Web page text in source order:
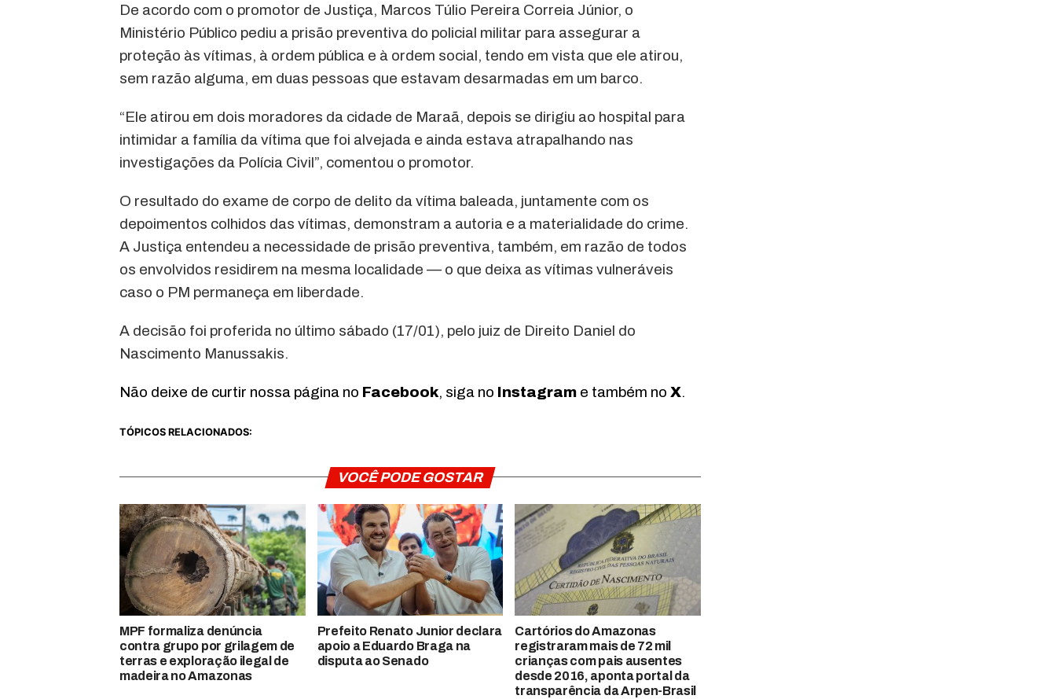
De acordo com o promotor de Justiça, Marcos Túlio Pereira Correia Júnior, o
Ministério Público pediu a prisão preventiva do policial militar para assegurar a
proteção às vítimas, à ordem pública e à ordem social, tendo em vista que ele atirou,
sem razão alguma, em duas pessoas que estavam desarmadas em um barco.
“Ele atirou em dois moradores da cidade de Maraã, depois se dirigiu ao hospital para
intimidar a família da vítima que foi alvejada e ainda estava atrapalhando nas
investigações da Polícia Civil”, comentou o promotor.
O resultado do exame de corpo de delito da vítima baleada, juntamente com os
depoimentos colhidos das vítimas, demonstram a autoria e a materialidade do crime.
A Justiça entendeu a necessidade de prisão preventiva, também, em razão de todos
os envolvidos residirem na mesma localidade — o que deixa as vítimas vulneráveis
caso o PM permaneça em liberdade.
A decisão foi proferida no último sábado (17/01), pelo juiz de Direito Daniel do
Nascimento Manussakis.
Não deixe de curtir nossa página no Facebook, siga no Instagram e também no X.
TÓPICOS RELACIONADOS:
VOCÊ PODE GOSTAR
MPF formaliza denúncia
contra grupo por grilagem de
terras e exploração ilegal de
madeira no Amazonas
Prefeito Renato Junior declara
apoio a Eduardo Braga na
disputa ao Senado
Cartórios do Amazonas
registraram mais de 72 mil
crianças com pais ausentes
desde 2016, aponta portal da
transparência da Arpen-Brasil